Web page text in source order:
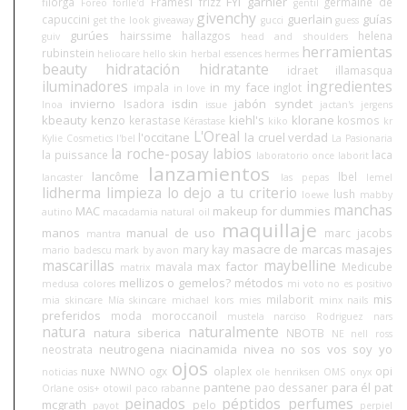
Foreo forlle'd gentil
capuccini get the look giveaway givenchy gucci guerlain guess guías
guiv gurúes hairssime hallazgos head and shoulders
helena
rubinstein heliocare hello skin herbal essences hermes herramientas
beauty
hidratación hidratante idraet illamasqua
iluminadores impala in love in my face inglot ingredientes
Inoa invierno Isadora isdin issue jabón syndet jactan's jergens
kbeauty kenzo kerastase Kérastase kiehl's kiko klorane kosmos kr
Kylie Cosmetics l'bel l'occitane L'Oreal la cruel verdad La Pasionaria
la puissance la roche-posay labios laboratorio once laborit laca
lancaster lancôme lanzamientos las pepas lbel lemel
lidherma limpieza lo dejo a tu criterio loewe lush mabby
autino MAC macadamia natural oil makeup for dummies manchas
manos mantra manual de uso maquillaje marc jacobs
mario badescu mark by avon mary kay masacre de marcas masajes
mascarillas matrix mavala max factor maybelline Medicube
medusa colores mellizos o gemelos? métodos mi voto no es positivo
mia skincare Mía skincare michael kors mies milaborit minx nails mis
preferidos
moda moroccanoil mustela narciso Rodriguez nars
natura natura siberica naturalmente NBOTB NE nell ross
neostrata neutrogena niacinamida nivea no sos vos soy yo
noticias nuxe NWNO ogx ojos olaplex ole henriksen OMS onyx opi
Orlane osis+ otowil paco rabanne pantene pao dessaner para él pat
mcgrath
payot peinados pelo péptidos perfumes
perpiel